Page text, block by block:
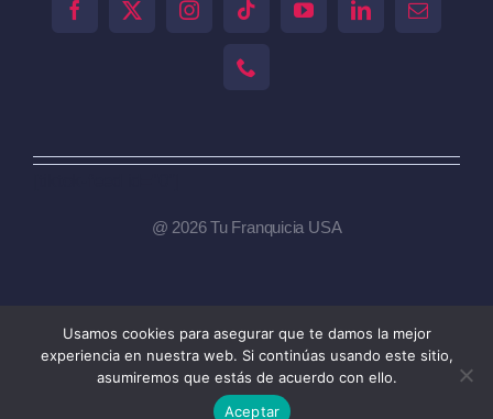
@ 2026 Tu Franquicia USA
Toggle
Navigation
Tu Franquicia Venezuela
Usamos cookies para asegurar que te damos la mejor
experiencia en nuestra web. Si continúas usando este sitio,
asumiremos que estás de acuerdo con ello.
Aceptar